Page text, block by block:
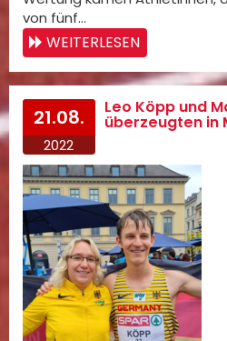
von fünf…
WEITERLESEN
21.08.
2022
Leo Köpp und
überzeugten in